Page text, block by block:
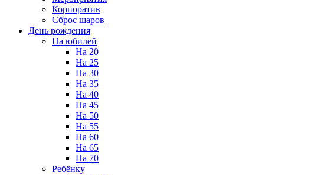
Корпоратив
Сброс шаров
День рождения
На юбилей
На 20
На 25
На 30
На 35
На 40
На 45
На 50
На 55
На 60
На 65
На 70
Ребёнку